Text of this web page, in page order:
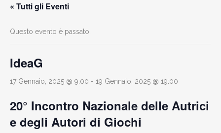
« Tutti gli Eventi
Questo evento è passato.
IdeaG
17 Gennaio, 2025 @ 9:00 - 19 Gennaio, 2025 @ 19:00
20° Incontro Nazionale delle Autrici
e degli Autori di Giochi